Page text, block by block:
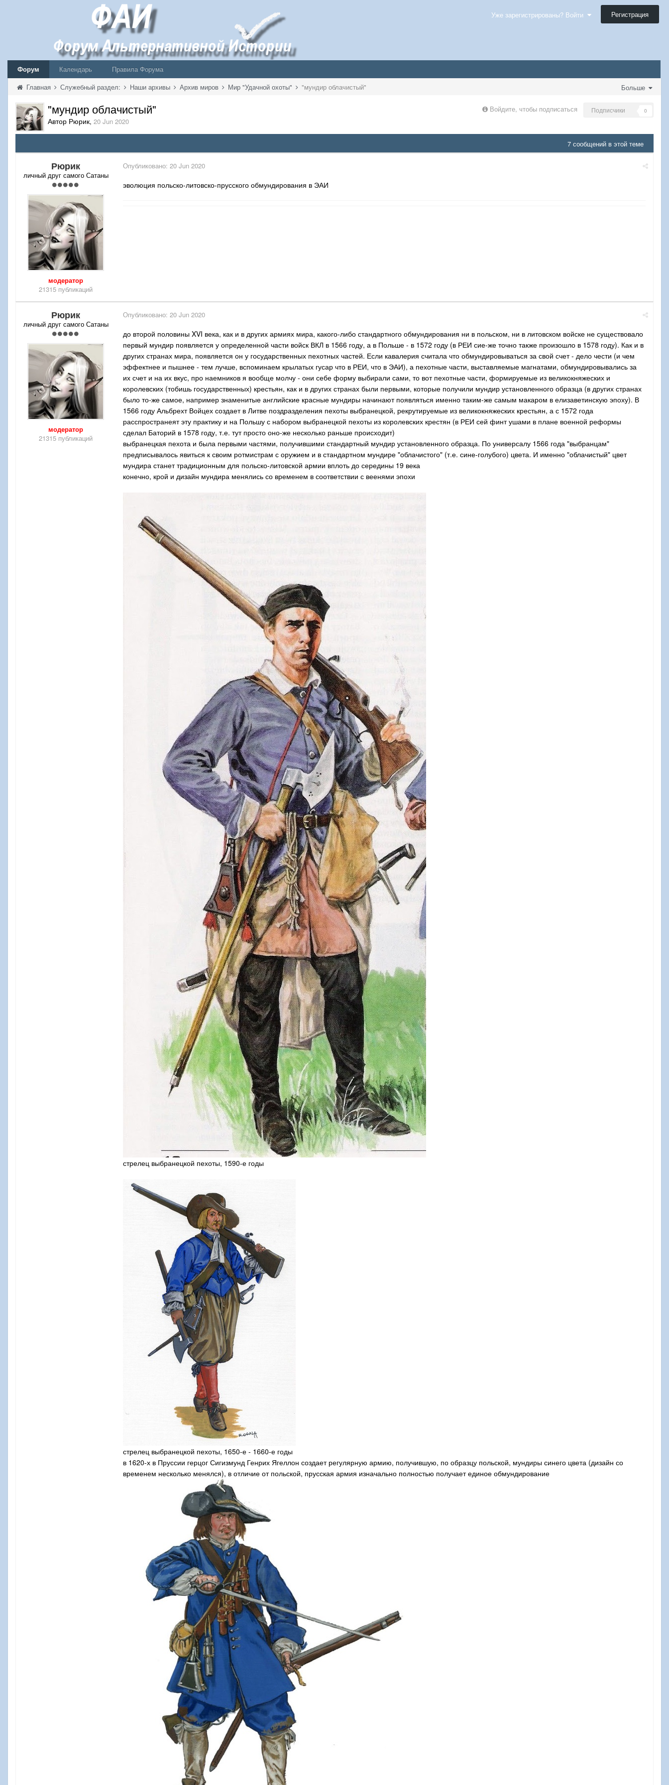
Уже зарегистрированы? Войти Регистрация
Форум Календарь
Правила Форума
Больше
Главная Служебный раздел: Наши архивы Архив миров Мир "Удачной охоты" "мундир облачистый"
Войдите, чтобы подписаться Подписчики 0
"мундир облачистый"
Автор Рюрик, 20 Jun 2020
7 сообщений в этой теме
Рюрик
личный друг самого Сатаны
модератор
21315 публикаций
Опубликовано: 20 Jun 2020
эволюция польско-литовско-прусского обмундирования в ЭАИ
Рюрик
личный друг самого Сатаны
модератор
21315 публикаций
Опубликовано: 20 Jun 2020
до второй половины XVI века, как и в других армиях мира, какого-либо стандартного обмундирования ни в польском, ни в литовском войске не существовало
первый мундир появляется у определенной части войск ВКЛ в 1566 году, а в Польше - в 1572 году (в РЕИ сие-же точно также произошло в 1578 году). Как и в
других странах мира, появляется он у государственных пехотных частей. Если кавалерия считала что обмундировываться за свой счет - дело чести (и чем
эффектнее и пышнее - тем лучше, вспоминаем крылатых гусар что в РЕИ, что в ЭАИ), а пехотные части, выставляемые магнатами, обмундировывались за
их счет и на их вкус, про наемников я вообще молчу - они себе форму выбирали сами, то вот пехотные части, формируемые из великокняжеских и
королевских (тобишь государственных) крестьян, как и в других странах были первыми, которые получили мундир установленного образца (в других странах
было то-же самое, например знаменитые английские красные мундиры начинают появляться именно таким-же самым макаром в елизаветинскую эпоху). В
1566 году Альбрехт Войцех создает в Литве поздразделения пехоты выбранецкой, рекрутируемые из великокняжеских крестьян, а с 1572 года
расспространеят эту практику и на Польшу с набором выбранецкой пехоты из королевских крестян (в РЕИ сей финт ушами в плане военной реформы
сделал Баторий в 1578 году, т.е. тут просто оно-же несколько раньше происходит)
выбранецкая пехота и была первыми частями, получившими стандартный мундир установленного образца. По универсалу 1566 года "выбранцам"
предписывалось явиться к своим ротмистрам с оружием и в стандартном мундире "облачистого" (т.е. сине-голубого) цвета. И именно "облачистый" цвет
мундира станет традиционным для польско-литовской армии вплоть до середины 19 века
конечно, крой и дизайн мундира менялись со временем в соответствии с веенями эпохи
стрелец выбранецкой пехоты, 1590-е годы
стрелец выбранецкой пехоты, 1650-е - 1660-е годы
в 1620-х в Пруссии герцог Сигизмунд Генрих Ягеллон создает регулярную армию, получившую, по образцу польской, мундиры синего цвета (дизайн со
временем несколько менялся), в отличие от польской, прусская армия изначально полностью получает единое обмундирование